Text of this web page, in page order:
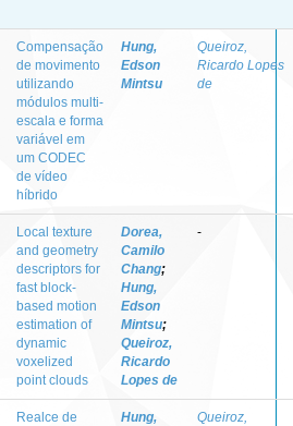
Compensação
de movimento
utilizando
módulos multi-
escala e forma
variável em
um CODEC
de vídeo
híbrido
Hung,
Edson
Mintsu
Queiroz,
Ricardo Lopes
de
Local texture
and geometry
descriptors for
fast block-
based motion
estimation of
dynamic
voxelized
point clouds
Dorea,
Camilo
Chang;
Hung,
Edson
Mintsu;
Queiroz,
Ricardo
Lopes de
-
Realce de
Hung,
Queiroz,